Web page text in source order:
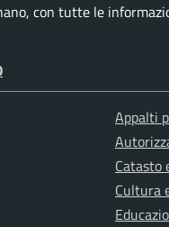
con tutte le
Appalti
Catasto
Cultura